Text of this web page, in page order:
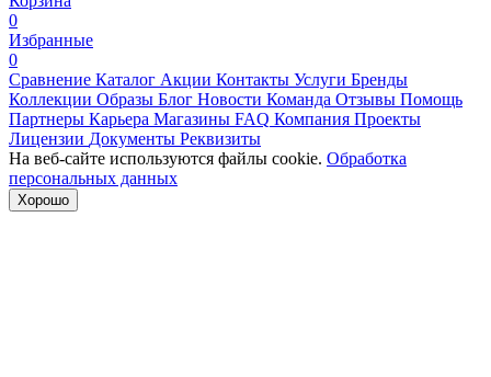
0
Избранные
0
Сравнение Каталог Акции Контакты Услуги Бренды
Коллекции Образы Блог Новости Команда Отзывы Помощь
Партнеры Карьера Магазины FAQ Компания Проекты
Лицензии Документы Реквизиты
На веб-сайте используются файлы cookie. Обработка
персональных данных
Хорошо